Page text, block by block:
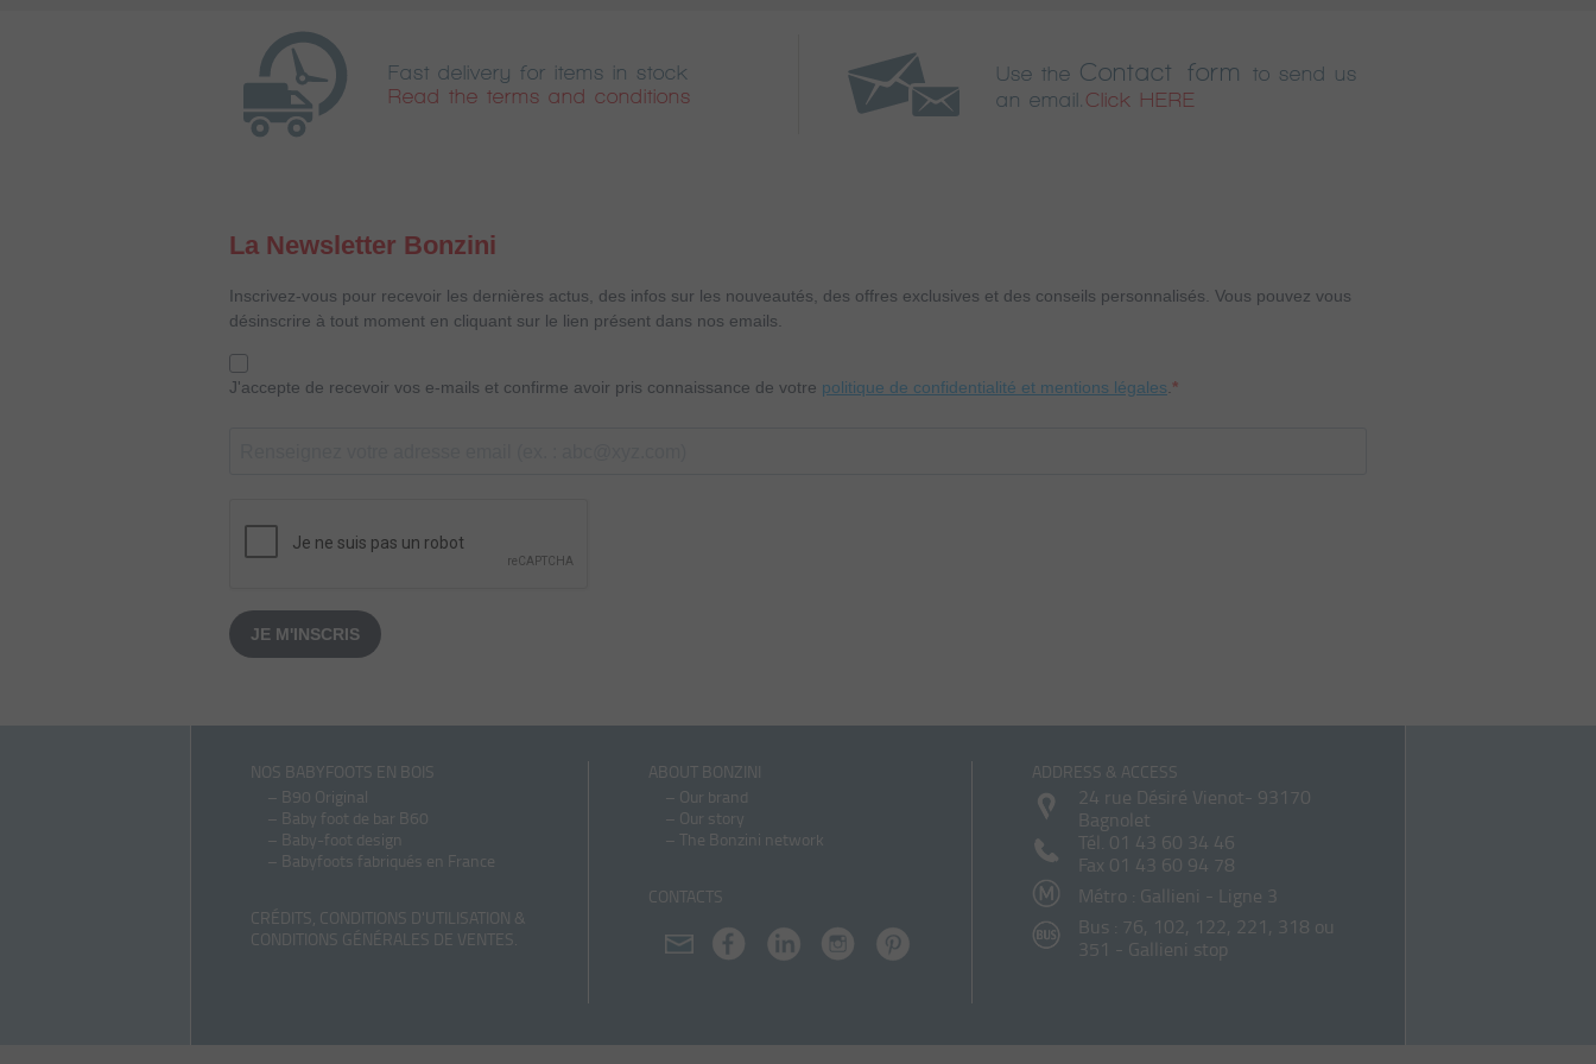
Fast delivery for items in stock
Read the terms and conditions
Use the Contact form
to send us
an email. Click HERE
La Newsletter Bonzini
Inscrivez-vous pour recevoir les dernières actus, des infos sur les nouveautés, des offres exclusives et des conseils personnalisés. Vous pouvez vous
désinscrire à tout moment en cliquant sur le lien présent dans nos emails.
J'accepte de recevoir vos e-mails et confirme avoir pris connaissance de votre politique de confidentialité et mentions légales
JE M'INSCRIS
NOS BABYFOOTS EN BOIS
– B90 Original
– Baby foot de bar B60
– Baby-foot design
– Babyfoots fabriqués en France
CRÉDITS, CONDITIONS D'UTILISATION &
CONDITIONS GÉNÉRALES DE VENTES.
ABOUT BONZINI
– Our brand
– Our story
– The Bonzini network
CONTACTS
ADDRESS & ACCESS
24 rue Désiré Vienot- 93170
Bagnolet
Tél. 01 43 60 34 46
Fax 01 43 60 94 78
Métro : Gallieni - Ligne 3
Bus : 76, 102, 122, 221, 318 ou
351 - Gallieni stop